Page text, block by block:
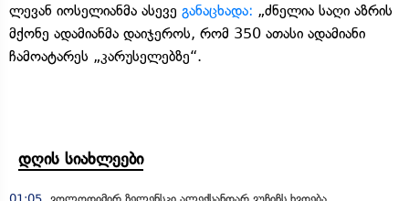
ლევან იოსელიანმა ასევე განაცხადა: „ძნელია საღი აზრის
მქონე ადამიანმა დაიჯეროს, რომ 350 ათასი ადამიანი
ჩამოატარეს „კარუსელებზე“.
დღის სიახლეები